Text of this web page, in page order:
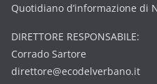
Quotidiano d’informazione di
DIRETTORE RESPONSABILE:
Corrado Sartore
direttore@ecodelverbano.it